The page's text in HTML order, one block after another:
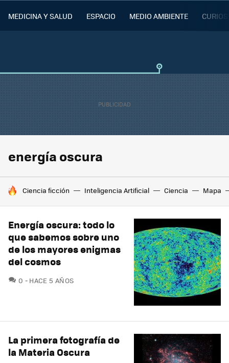
MEDICINA Y SALUD ESPACIO MEDIO AMBIENTE
energía oscura
HOY SE HABLA DE
Ciencia ficción Inteligencia Artificial Ciencia Mapa
Energía oscura: todo lo
que sabemos sobre uno
de los mayores enigmas
del cosmos
0 COMENTARIOS
HACE 5 AÑOS
La primera fotografía de
la Materia Oscura